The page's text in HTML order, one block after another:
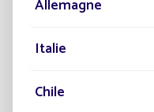
Fauroux : une
Allemagne
Italie
Chile